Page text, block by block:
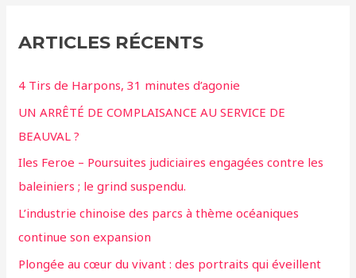
ARTICLES RÉCENTS
4 Tirs de Harpons, 31 minutes d’agonie
UN ARRÊTÉ DE COMPLAISANCE AU SERVICE DE
BEAUVAL ?
Iles Feroe – Poursuites judiciaires engagées contre les
baleiniers ; le grind suspendu.
L’industrie chinoise des parcs à thème océaniques
continue son expansion
Plongée au cœur du vivant : des portraits qui éveillent